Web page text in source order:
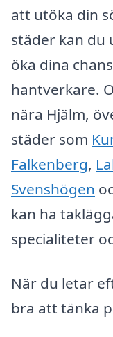
att utöka din
städer kan du
öka dina
hantverkare.
nära Hjälm,
städer som
Falkenberg,
Svenshögen
kan ha
specialiteter
När du letar
bra att tänka